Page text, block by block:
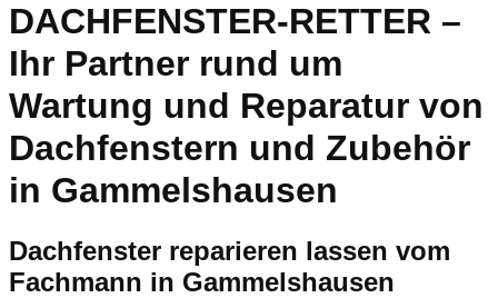
DACHFENSTER-RETTER –
Ihr Partner rund um
Wartung und Reparatur von
Dachfenstern und Zubehör
in Gammelshausen
Dachfenster reparieren lassen vom
Fachmann in Gammelshausen